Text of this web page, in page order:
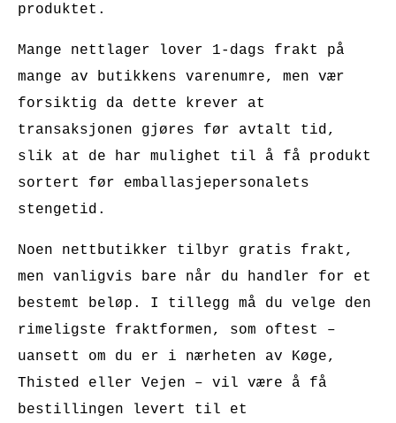
produktet.
Mange nettlager lover 1-dags frakt på
mange av butikkens varenumre, men vær
forsiktig da dette krever at
transaksjonen gjøres før avtalt tid,
slik at de har mulighet til å få produkt
sortert før emballasjepersonalets
stengetid.
Noen nettbutikker tilbyr gratis frakt,
men vanligvis bare når du handler for et
bestemt beløp. I tillegg må du velge den
rimeligste fraktformen, som oftest –
uansett om du er i nærheten av Køge,
Thisted eller Vejen – vil være å få
bestillingen levert til et